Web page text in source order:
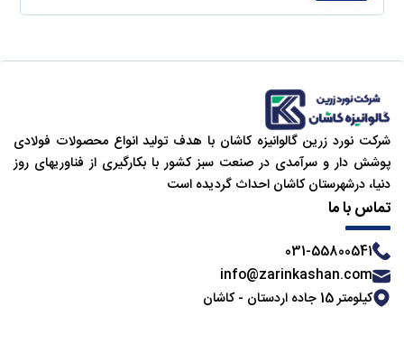
شركت نورد زرین گالوانیزه کاشان با هدف تولید انواع محصولات فولادی
پوشش دار و سرآمدی در صنعت سبز کشور با بکارگیری از فناوریهای روز
دنیا، درشهرستان کاشان احداث گردیده است
تماس با ما
031-55800541
info@zarinkashan.com
کیلومتر 15 جاده اردستان - کاشان